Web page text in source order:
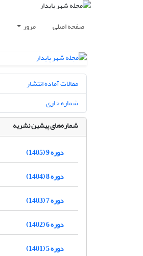
صفحه اصلی مرور
مقالات آماده انتشار
شماره جاری
شماره‌های پیشین نشریه
دوره 9 (1405)
دوره 8 (1404)
دوره 7 (1403)
دوره 6 (1402)
دوره 5 (1401)